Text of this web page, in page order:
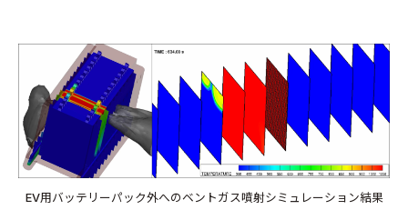
EV用バッテリーパック外へのベントガス噴射シミュレーション結果